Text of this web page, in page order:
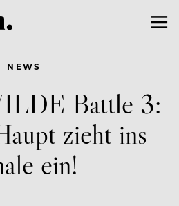
NEWS
Battle 3:
zieht ins
ein!